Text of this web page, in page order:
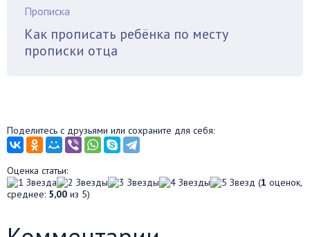
Прописка
Как прописать ребёнка по месту
прописки отца
Поделитесь с друзьями или сохраните для себя:
Оценка статьи:
(1 оценок,
среднее: 5,00 из 5)